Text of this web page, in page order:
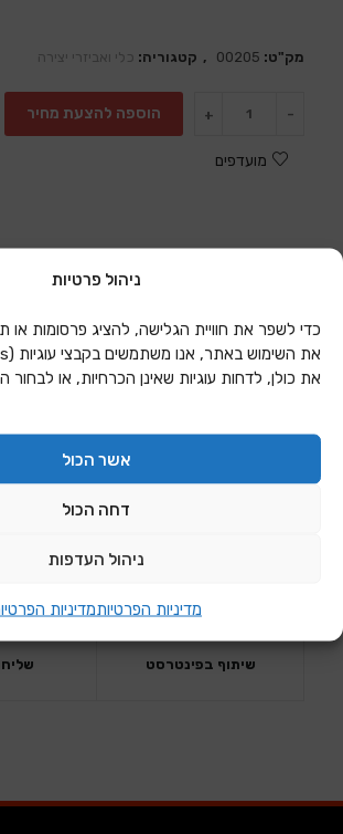
ניהול פרטיות
כדי לשפר את חוויית הגלישה, להציג פרסומות או
את כולן, לדחות עוגיות שאינן הכרחיות, או לבחור
אשר הכול
דחה הכול
ניהול העדפות
מדיניות הפרטיותמדיניות
מק"ט: 00205 קטגוריה: כלי ואביזרי יצירה
-
+ הוספה להצעת מחיר
מועדפים
שיתוף בפינטרסט